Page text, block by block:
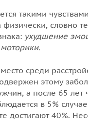
такими
словно
ухудшение
среди
этому
а после 65 лет
в 5%
достигают 40%.